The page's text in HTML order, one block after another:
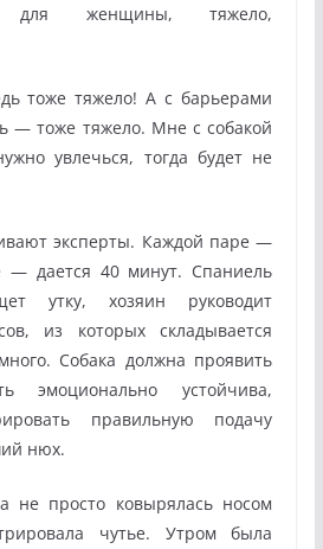
для женщины, тяжело,
тоже тяжело! А с барьерами
— тоже тяжело. Мне с собакой
увлечься, тогда будет не
эксперты. Каждой паре —
— дается 40 минут. Спаниель
утку, хозяин руководит
из которых складывается
Собака должна проявить
эмоционально устойчива,
правильную подачу
нюх.
не просто ковырялась носом
чутье. Утром была